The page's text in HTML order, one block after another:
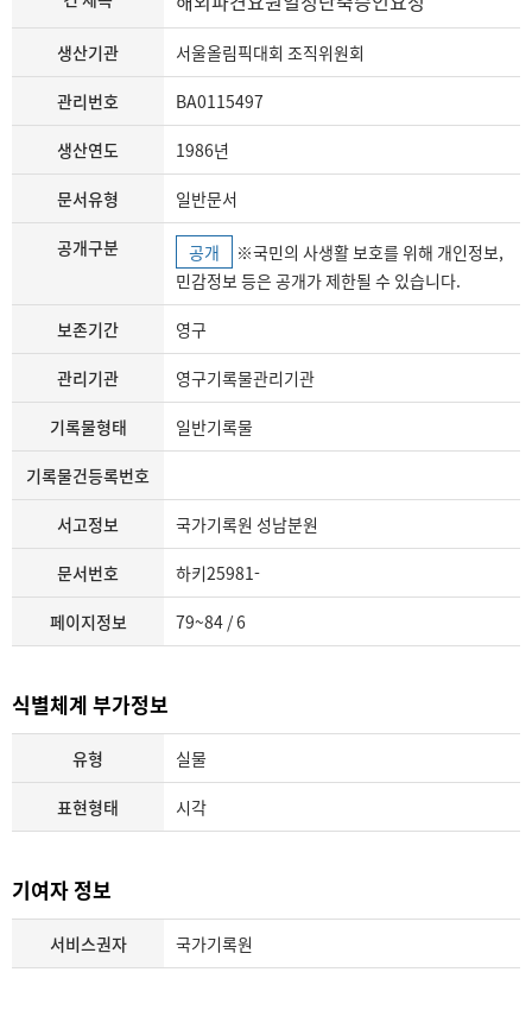
생산기관 서울올림픽대회 조직위원회
관리번호 BA0115497
생산연도 1986년
문서유형 일반문서
공개구분 공개
민감정보 등은 공개가 제한될 수 있습니다.
보존기간 영구
관리기관 영구기록물관리기관
기록물형태 일반기록물
기록물건등록번호
서고정보 국가기록원 성남분원
문서번호 하키25981-
페이지정보 79~84 / 6
식별체계 부가정보
유형 실물
표현형태 시각
기여자 정보
서비스권자 국가기록원